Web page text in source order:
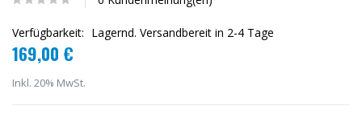
Verfügbarkeit: Lagernd. Versandbereit in 2-4 Tage
169,00 €
Inkl. 20% MwSt.